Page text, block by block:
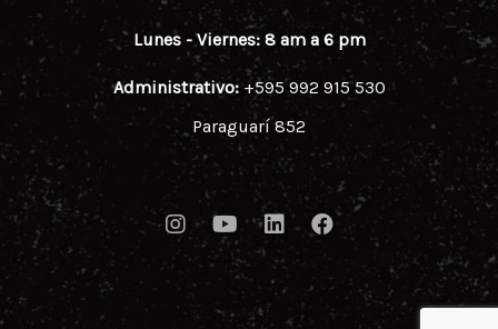
Lunes - Viernes: 8 am a 6 pm
Administrativo:+595 992 915 530
Paraguarí 852